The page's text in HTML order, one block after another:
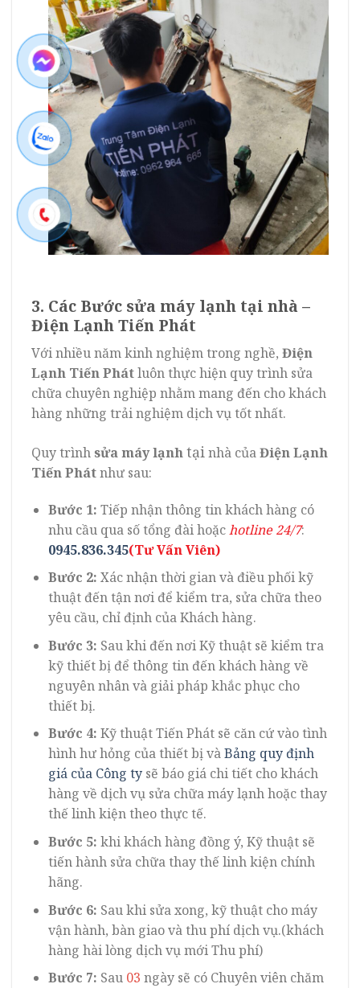
3. Các Bước sửa máy lạnh tại nhà –
Điện Lạnh Tiến Phát
Với nhiều năm kinh nghiệm trong nghề, Điện
Lạnh Tiến Phátluôn thực hiện quy trình sửa
chữa chuyên nghiệp nhằm mang đến cho khách
hàng những trải nghiệm dịch vụ tốt nhất.
Quy trình sửa máy lạnhtại nhà củaĐiện Lạnh
Tiến Phátnhư sau:
Bước 1: Tiếp nhận thông tin khách hàng có
nhu cầu qua số tổng đài hoặchotline 24/7:
0945.836.345(Tư Vấn Viên)
Bước 2: Xác nhận thời gian và điều phối kỹ
thuật đến tận nơi để kiểm tra, sửa chữa theo
yêu cầu, chỉ định của Khách hàng.
Bước 3: Sau khi đến nơi Kỹ thuật sẽ kiểm tra
kỹ thiết bị để thông tin đến khách hàng về
nguyên nhân và giải pháp khắc phục cho
thiết bị.
Bước 4: Kỹ thuật Tiến Phát sẽ căn cứ vào tình
hình hư hỏng của thiết bị vàBảng quy định
giá của Công tysẽ báo giá chi tiết cho khách
hàng về dịch vụ sửa chữa máy lạnh hoặc thay
thế linh kiện theo thực tế.
Bước 5: khi khách hàng đồng ý, Kỹ thuật sẽ
tiến hành sửa chữa thay thế linh kiện chính
hãng.
Bước 6: Sau khi sửa xong, kỹ thuật cho máy
vận hành, bàn giao và thu phí dịch vụ.(khách
hàng hài lòng dịch vụ mới Thu phí)
Bước 7: Sau 03 ngày sẽ có Chuyên viên chăm